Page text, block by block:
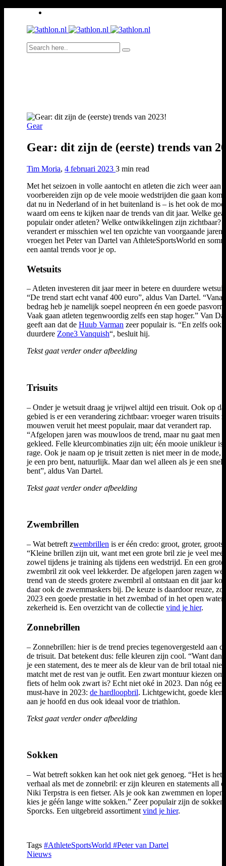
Gear
Gear: dit zijn de (eerste) trends van
Tim Moria, 4 februari 2023 3 min read
Met het seizoen in volle aantocht en atleten die zich weer aan
voorbereiden zijn op de vele mooie wedstrijden die gaan
dat nu in Nederland of in het buitenland is – is het ook de
waard om eens te kijken naar de trends van dit jaar. Welke
populair onder atleten? Welke ontwikkelingen zijn zichtbaar?
verandert er misschien wel ten opzichte van voorgaande
vroegen het Peter van Dartel van AthleteSportsWorld en
een aantal trends voor je op.
Wetsuits
– Atleten investeren dit jaar meer in betere en duurdere
“De trend start echt vanaf 400 euro”, aldus Van Dartel.
bedrag heb je namelijk soepel neopreen én een goede
Vaak gaan atleten tegenwoordig zelfs een stap hoger.” Van
geeft aan dat de Huub Varman zeer populair is. “En zelfs ook
duurdere Zone3 Vanquish“, besluit hij.
Tekst gaat verder onder afbeelding
Trisuits
– Onder je wetsuit draag je vrijwel altijd een trisuit. Ook op
gebied is er een verandering zichtbaar: vroeger waren trisuits
mouwen veruit het meest populair, maar dat verandert rap.
“Afgelopen jaren was mouwloos de trend, maar nu gaat men
gekleed. Felle kleurcombinaties zijn uit; één mooie unikleur is
rage. Ook je naam op je trisuit zetten is niet meer in de mode,
je een pro bent, natuurlijk. Maar dan wel alleen als je een
bent”, aldus Van Dartel.
Tekst gaat verder onder afbeelding
Zwembrillen
– Wat betreft zwembrillen is er één credo: groot, groter,
“Kleine brillen zijn uit, want met een grote bril zie je veel
zowel tijdens je training als tijdens een wedstrijd. En een grote
zwembril zit ook veel lekkerder. De afgelopen jaren zagen we
trend van de steeds grotere zwembril al ontstaan en dit jaar
daar ook de zwemmaskers bij. De keuze is daardoor reuze,
2023 een goede prestatie in het zwembad of in het open water
zekerheid is. Een overzicht van de collectie vind je hier.
Zonnebrillen
– Zonnebrillen: hier is de trend precies tegenovergesteld aan
de trisuit. Dat betekent dus: felle kleuren zijn cool. “Want dan
je een statement, des te meer als de kleur van de bril totaal niet
matcht met de rest van je outfit. Een zwart montuur kiezen
fiets of helm ook zwart is? Echt niet oké in 2023. Dan nóg een
must-have in 2023: de hardloopbril. Lichtgewicht, goede
aan je hoofd en dus ook ideaal voor de triathlon.
Tekst gaat verder onder afbeelding
Sokken
– Wat betreft sokken kan het ook niet gek genoeg. “Het is
verhaal als met de zonnebril: er zijn kleuren en statements all
Niki Terpstra is een fietser. Als je ook kan zwemmen en
kies je géén lange witte sokken.” Zeer populair zijn de sokken
Sporcks. Een uitgebreid assortiment vind je hier.
Tags #AthleteSportsWorld #Peter van Dartel
Nieuws